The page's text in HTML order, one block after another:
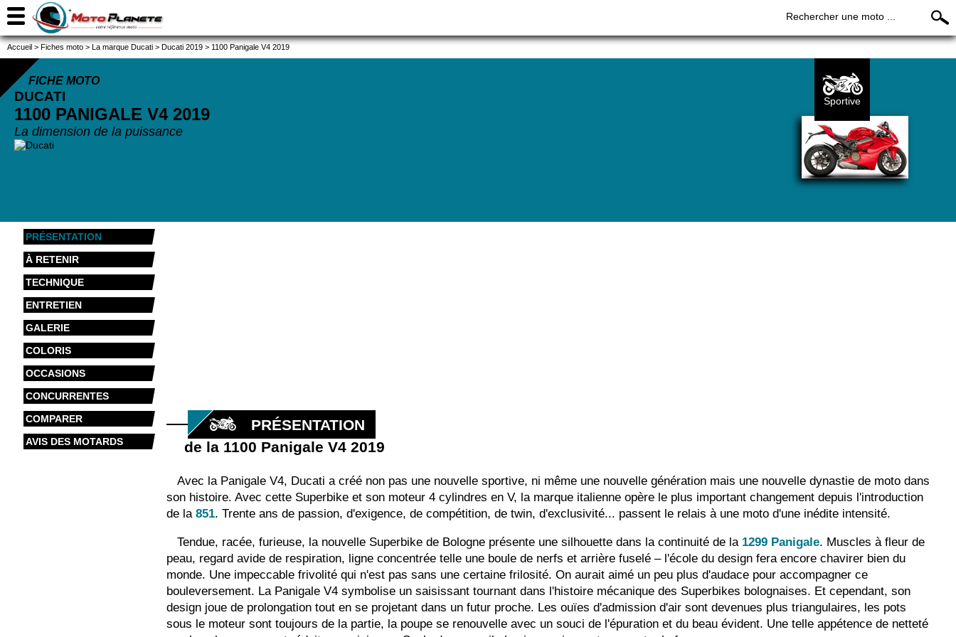
Rechercher une moto ...
Accueil > Fiches moto > La marque Ducati > Ducati 2019 > 1100 Panigale V4 2019
FICHE MOTO
DUCATI
1100 PANIGALE V4 2019
La dimension de la puissance
Sportive
PRÉSENTATION
À RETENIR
TECHNIQUE
ENTRETIEN
GALERIE
COLORIS
OCCASIONS
CONCURRENTES
COMPARER
AVIS DES MOTARDS
PRÉSENTATION
de la 1100 Panigale V4 2019
Avec la Panigale V4, Ducati a créé non pas une nouvelle sportive, ni même une nouvelle génération mais une nouvelle dynastie de moto dans
son histoire. Avec cette Superbike et son moteur 4 cylindres en V, la marque italienne opère le plus important changement depuis l'introduction
de la851. Trente ans de passion, d'exigence, de compétition, de twin, d'exclusivité... passent le relais à une moto d'une inédite intensité.
Tendue, racée, furieuse, la nouvelle Superbike de Bologne présente une silhouette dans la continuité de la 1299 Panigale. Muscles à fleur de
peau, regard avide de respiration, ligne concentrée telle une boule de nerfs et arrière fuselé – l'école du design fera encore chavirer bien du
monde. Une impeccable frivolité qui n'est pas sans une certaine frilosité. On aurait aimé un peu plus d'audace pour accompagner ce
bouleversement. La Panigale V4 symbolise un saisissant tournant dans l'histoire mécanique des Superbikes bolognaises. Et cependant, son
design joue de prolongation tout en se projetant dans un futur proche. Les ouïes d'admission d'air sont devenues plus triangulaires, les pots
sous le moteur sont toujours de la partie, la poupe se renouvelle avec un souci de l'épuration et du beau évident. Une telle appétence de netteté